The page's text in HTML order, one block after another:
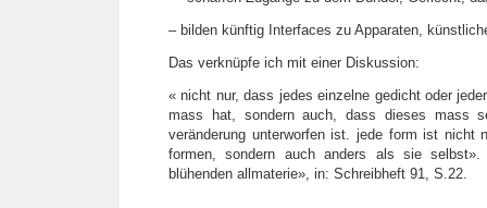
– bilden künftig Interfaces zu Apparaten,
Das verknüpfe ich mit einer Diskussion:
« nicht nur, dass jedes einzelne gedicht oder
mass hat, sondern auch, dass dieses mass
veränderung unterworfen ist. jede form ist nicht
formen, sondern auch anders als sie
blühenden allmaterie», in: Schreibheft 91, S.22.